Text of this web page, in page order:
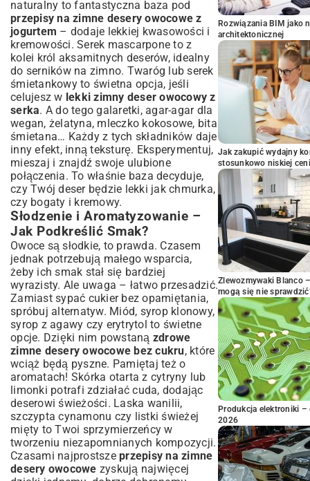
naturalny to fantastyczna baza pod
przepisy na zimne desery owocowe z
jogurtem – dodaje lekkiej kwasowości i
kremowości. Serek mascarpone to z
kolei król aksamitnych deserów, idealny
do serników na zimno. Twaróg lub serek
śmietankowy to świetna opcja, jeśli
celujesz w lekki zimny deser owocowy z
serka. A do tego galaretki, agar-agar dla
wegan, żelatyna, mleczko kokosowe, bita
śmietana… Każdy z tych składników daje
inny efekt, inną teksturę. Eksperymentuj,
mieszaj i znajdź swoje ulubione
połączenia. To właśnie baza decyduje,
czy Twój deser będzie lekki jak chmurka,
czy bogaty i kremowy.
Słodzenie i Aromatyzowanie –
Jak Podkreślić Smak?
Owoce są słodkie, to prawda. Czasem
jednak potrzebują małego wsparcia,
żeby ich smak stał się bardziej
wyrazisty. Ale uwaga – łatwo przesadzić.
Zamiast sypać cukier bez opamiętania,
spróbuj alternatyw. Miód, syrop klonowy,
syrop z agawy czy erytrytol to świetne
opcje. Dzięki nim powstaną zdrowe
zimne desery owocowe bez cukru, które
wciąż będą pyszne. Pamiętaj też o
aromatach! Skórka otarta z cytryny lub
limonki potrafi zdziałać cuda, dodając
deserowi świeżości. Laska wanilii,
szczypta cynamonu czy listki świeżej
mięty to Twoi sprzymierzeńcy w
tworzeniu niezapomnianych kompozycji.
Czasami najprostsze przepisy na zimne
desery owocowe zyskują najwięcej
Rozwiązania BIM jako
architektonicznej
Jak zakupić wydajny
stosunkowo niskiej
Zlewozmywaki Blanco
mogą się nie
Produkcja elektroniki –
2026